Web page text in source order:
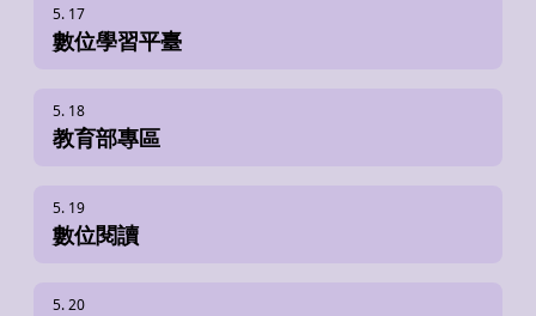
數位學習平臺
教育部專區
數位閱讀